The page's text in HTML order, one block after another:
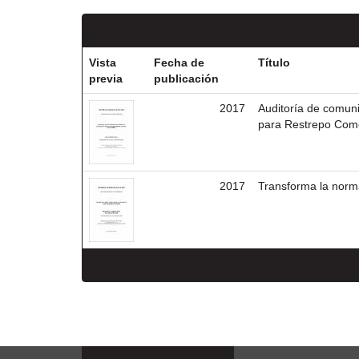
Vista
previa
Fecha de
publicación
Título
2017
Auditoría de
para Restrepo
2017 Transforma la